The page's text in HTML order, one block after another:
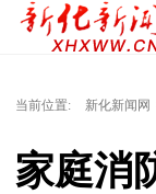
当前位置: 新化新闻网
家庭消